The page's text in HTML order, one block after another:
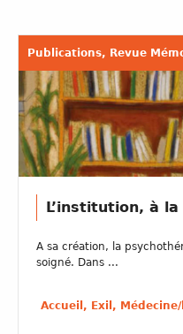
Publications, Revue
L’institution, à
A sa création, la
soigné. Dans ...
Accueil, Exil,